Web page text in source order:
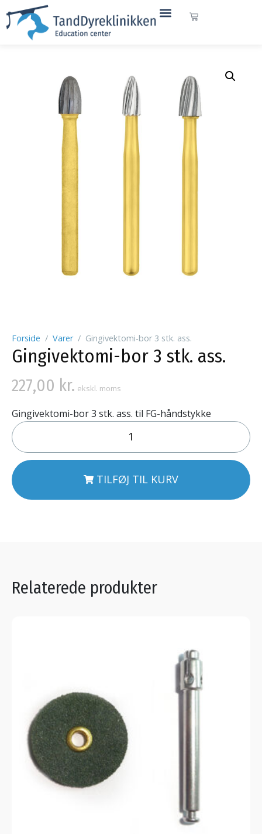
Forside Varer Gingivektomi-bor 3 stk. ass.
Gingivektomi-bor 3 stk. ass.
227,00 kr. ekskl. moms
Gingivektomi-bor 3 stk. ass. til FG-håndstykke
TILFØJ TIL KURV
Relaterede produkter